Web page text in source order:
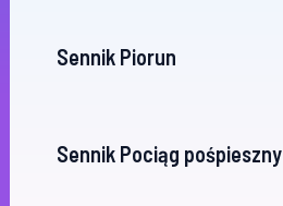
Sennik Piorun
Sennik Pociąg pośpieszny